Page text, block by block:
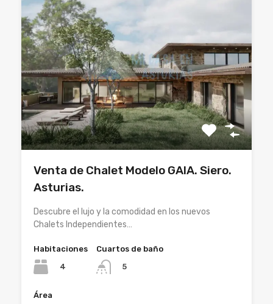
Venta de Chalet Modelo GAIA. Siero.
Asturias.
Descubre el lujo y la comodidad en los nuevos
Chalets Independientes…
Habitaciones
4
Cuartos de baño
5
Área